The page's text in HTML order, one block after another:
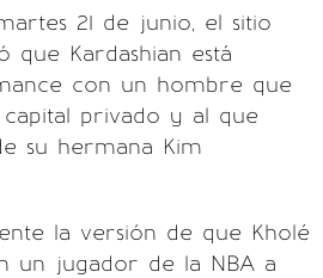
21 de junio, el sitio
que Kardashian está
con un hombre que
capital privado y al que
su hermana Kim
la versión de que Kholé
un jugador de la NBA a